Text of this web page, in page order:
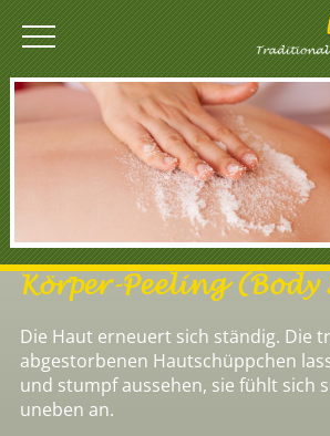
Körper-Peeling (Body
Die Haut erneuert sich ständig. Die
abgestorbenen Hautschüppchen
und stumpf aussehen, sie fühlt sich
uneben an.